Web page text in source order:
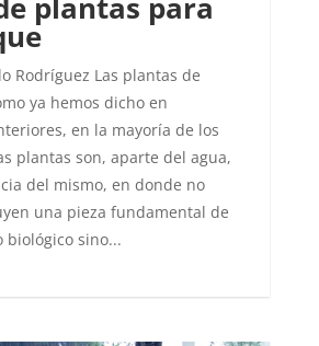
Rodríguez Las plantas de
ya hemos dicho en
en la mayoría de los
plantas son, aparte del agua,
del mismo, en donde no
una pieza fundamental de
sino...